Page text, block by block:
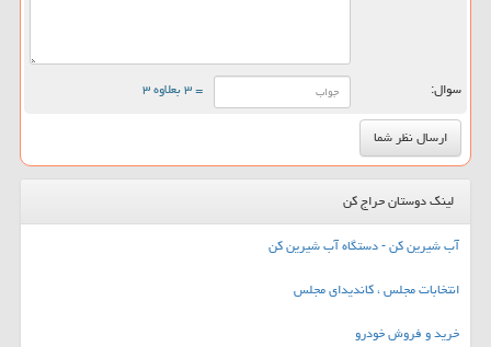
سوال: = ۳ بعلاوه ۳
لینک دوستان حراج کن
آب شیرین کن - دستگاه آب شیرین کن
انتخابات مجلس ، کاندیدای مجلس
خرید و فروش خودرو